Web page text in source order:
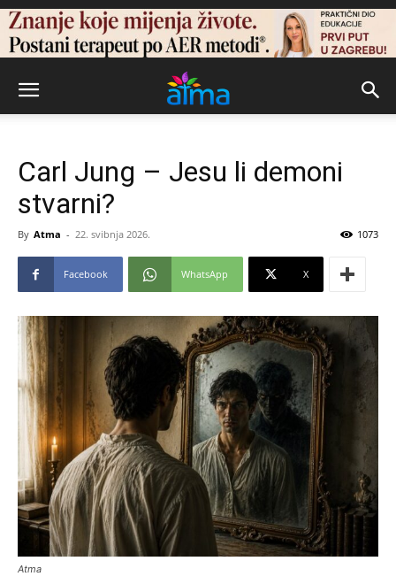
Carl Jung – Jesu li demoni
stvarni?
By Atma - 22. svibnja 2026. 1073
Facebook WhatsApp X
Atma